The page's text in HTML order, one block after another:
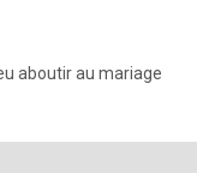
aboutir au mariage